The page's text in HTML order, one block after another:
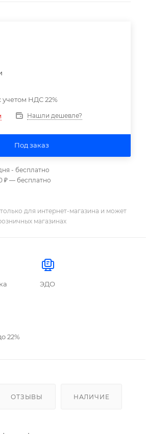
учетом НДС 22%
Нашли дешевле?
Под заказ
- бесплатно
₽ — бесплатно
для интернет-магазина и может
магазинах
ЭДО
22%
ОТЗЫВЫ НАЛИЧИЕ